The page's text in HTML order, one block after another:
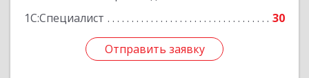
1С:Специалист
30
Отправить заявку
Отправить заявку